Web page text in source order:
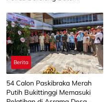
Berita
‎54 Calon Paskibraka Merah
Putih Bukittinggi Memasuki